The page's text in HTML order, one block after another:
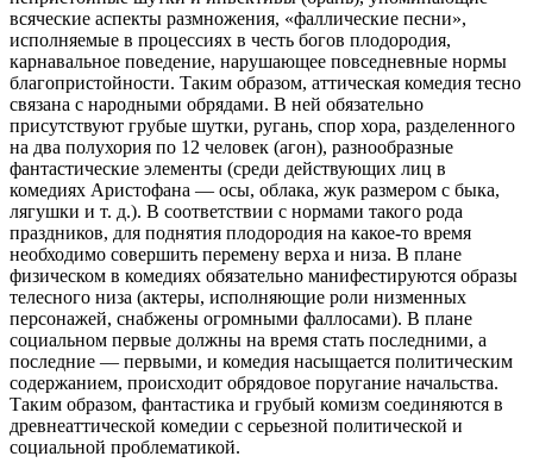
всяческие аспекты размножения, «фаллические песни»,
исполняемые в процессиях в честь богов плодородия,
карнавальное поведение, нарушающее повседневные нормы
благопристойности. Таким образом, аттическая комедия тесно
связана с народными обрядами. В ней обязательно
присутствуют грубые шутки, ругань, спор хора, разделенного
на два полухория по 12 человек (агон), разнообразные
фантастические элементы (среди действующих лиц в
комедиях Аристофана — осы, облака, жук размером с быка,
лягушки и т. д.). В соответствии с нормами такого рода
праздников, для поднятия плодородия на какое-то время
необходимо совершить перемену верха и низа. В плане
физическом в комедиях обязательно манифестируются образы
телесного низа (актеры, исполняющие роли низменных
персонажей, снабжены огромными фаллосами). В плане
социальном первые должны на время стать последними, а
последние — первыми, и комедия насыщается политическим
содержанием, происходит обрядовое поругание начальства.
Таким образом, фантастика и грубый комизм соединяются в
древнеаттической комедии с серьезной политической и
социальной проблематикой.